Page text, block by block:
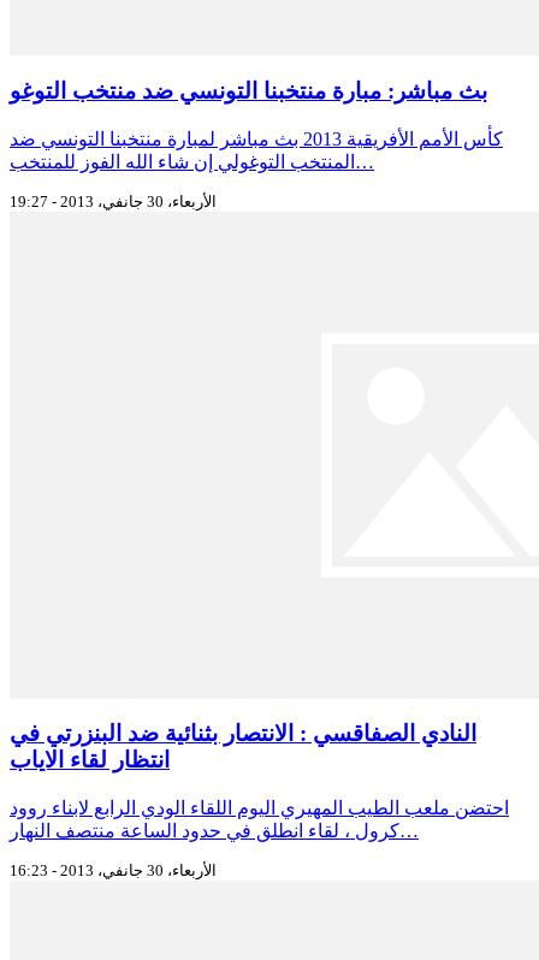
بث مباشر: مبارة منتخبنا التونسي ضد منتخب التوغو
كأس الأمم الأفريقية 2013 بث مباشر لمبارة منتخبنا التونسي ضد
المنتخب التوغولي إن شاء الله الفوز للمنتخب…
الأربعاء، 30 جانفي، 2013 - 19:27
النادي الصفاقسي : الانتصار بثنائية ضد البنزرتي في
انتظار لقاء الاياب
احتضن ملعب الطيب المهيري اليوم اللقاء الودي الرابع لابناء روود
كرول ، لقاء انطلق في حدود الساعة منتصف النهار…
الأربعاء، 30 جانفي، 2013 - 16:23